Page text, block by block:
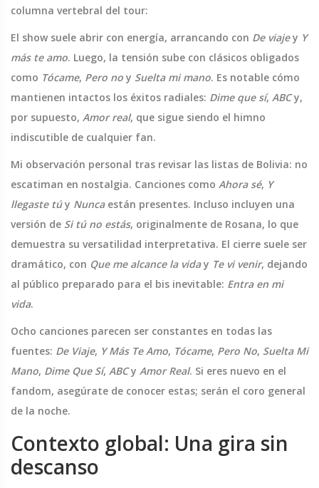
columna vertebral del tour:
El show suele abrir con energía, arrancando con De viajey Y
más te amo. Luego, la tensión sube con clásicos obligados
como Tócame, Pero no y Suelta mi mano. Es notable cómo
mantienen intactos los éxitos radiales: Dime que sí, ABCy,
por supuesto, Amor real, que sigue siendo el himno
indiscutible de cualquier fan.
Mi observación personal tras revisar las listas de Bolivia: no
escatiman en nostalgia. Canciones como Ahora sé, Y
llegaste túy Nuncaestán presentes. Incluso incluyen una
versión de Si tú no estás, originalmente de Rosana, lo que
demuestra su versatilidad interpretativa. El cierre suele ser
dramático, con Que me alcance la viday Te vi venir, dejando
al público preparado para el bis inevitable: Entra en mi
vida.
Ocho canciones parecen ser constantes en todas las
fuentes: De Viaje, Y Más Te Amo, Tócame, Pero No, Suelta Mi
Mano, Dime Que Sí, ABCy Amor Real. Si eres nuevo en el
fandom, asegúrate de conocer estas; serán el coro general
de la noche.
Contexto global: Una gira sin
descanso